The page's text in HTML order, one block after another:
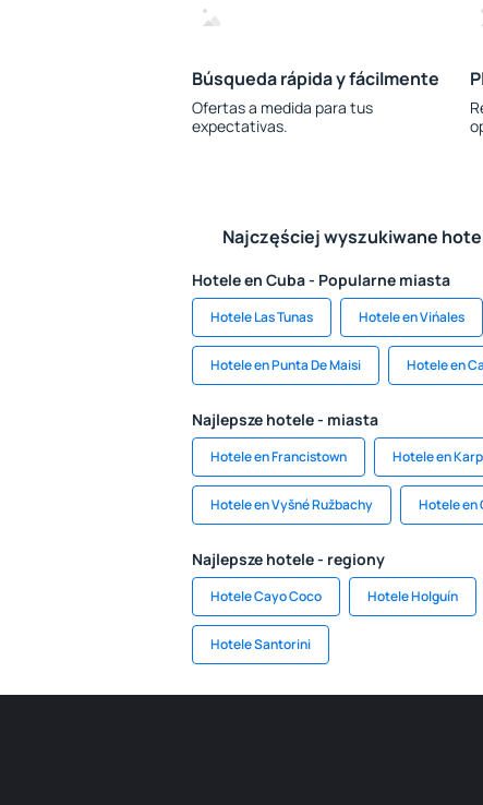
Búsqueda rápida y fácilmente
Ofertas a medida para tus
expectativas.
Najczęściej wyszukiwane
Hotele en Cuba - Popularne miasta
Hotele Las Tunas Hotele en Vińales
Hotele en Punta De Maisi Hotele en
Najlepsze hotele - miasta
Hotele en Francistown Hotele en
Hotele en Vyšné Ružbachy Hotele en
Najlepsze hotele - regiony
Hotele Cayo Coco Hotele Holguín
Hotele Santorini